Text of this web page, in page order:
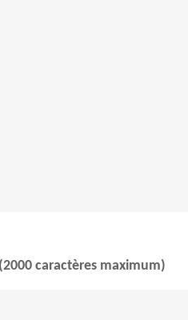
(2000 caractères maximum)